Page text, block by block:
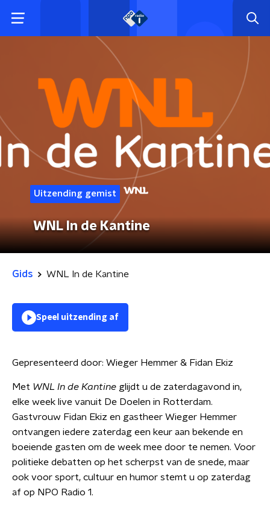
Uitzending gemist
WNL In de Kantine
Gids WNL In de Kantine
Speel uitzending af
Gepresenteerd door: Wieger Hemmer & Fidan Ekiz
Met WNL In de Kantine glijdt u de zaterdagavond in,
elke week live vanuit De Doelen in Rotterdam.
Gastvrouw Fidan Ekiz en gastheer Wieger Hemmer
ontvangen iedere zaterdag een keur aan bekende en
boeiende gasten om de week mee door te nemen. Voor
politieke debatten op het scherpst van de snede, maar
ook voor sport, cultuur en humor stemt u op zaterdag
af op NPO Radio 1.